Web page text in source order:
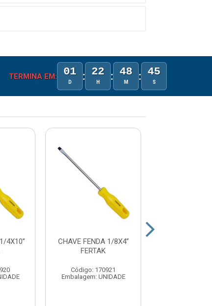
TERMINA EM: 01
D : 22
H : 48
M : 45
S
4X10”
CHAVE FENDA 1/8X4”
FERTAK
Código: 170921
Embalagem: UNIDADE